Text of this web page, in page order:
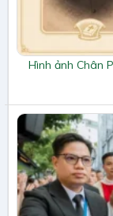
Hình ảnh Chân